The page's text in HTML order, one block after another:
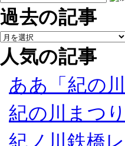
過去の記事
人気の記事
ああ「紀の
紀の川まつ
紀ノ川鉄橋